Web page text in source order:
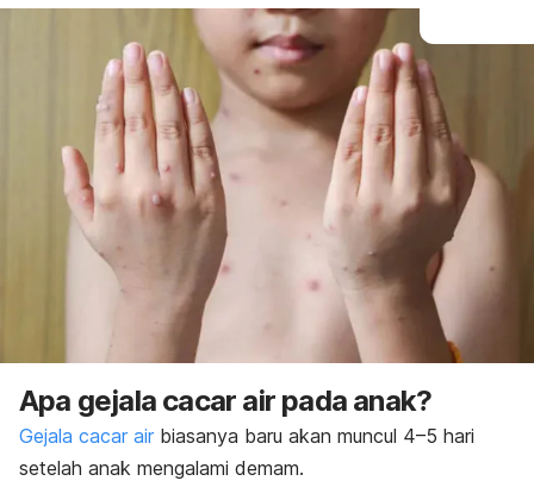
Apa gejala cacar air pada anak?
Gejala cacar air biasanya baru akan muncul 4–5 hari
setelah anak mengalami demam.